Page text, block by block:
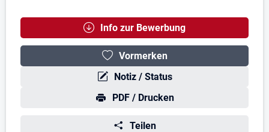
Info zur Bewerbung
Vormerken
Notiz / Status
PDF / Drucken
Teilen